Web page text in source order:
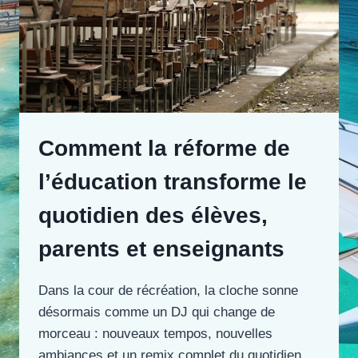
Comment la réforme de
l’éducation transforme le
quotidien des élèves,
parents et enseignants
Dans la cour de récréation, la cloche sonne
désormais comme un DJ qui change de
morceau : nouveaux tempos, nouvelles
ambiances et un remix complet du quotidien